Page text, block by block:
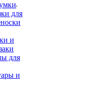
для
и
для